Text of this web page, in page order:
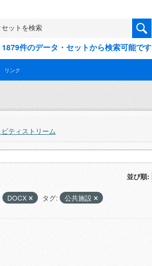
1879件のデータ・セットから検索可能です
リンク
ティストリーム
並び順
DOCX タグ: 公共施設